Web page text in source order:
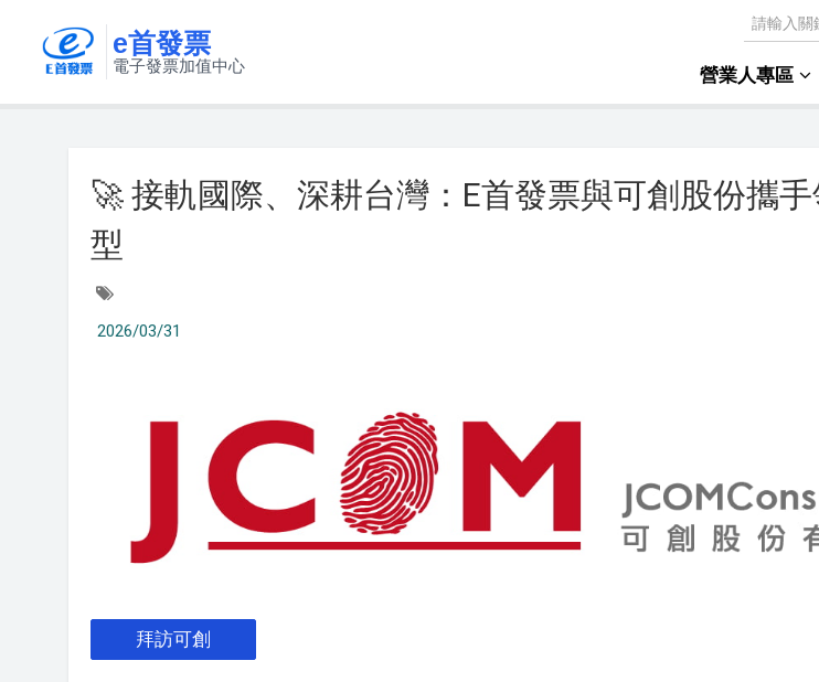
e首發票
電子發票加值中心 營業人專區
🚀 接軌國際、深耕台灣：E首發票與可創股份攜
型
2026/03/31
拜訪可創